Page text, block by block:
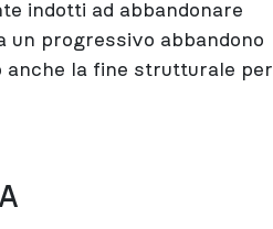
indotti ad abbandonare
un progressivo abbandono
anche la fine strutturale per